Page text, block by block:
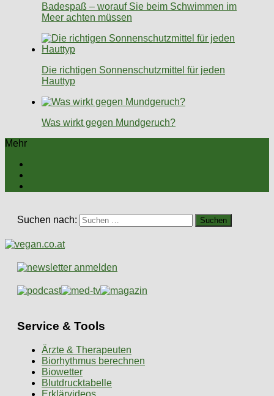
Badespaß – worauf Sie beim Schwimmen im
Meer achten müssen
Die richtigen Sonnenschutzmittel für jeden
Hauttyp
Was wirkt gegen Mundgeruch?
Mehr
Suchen nach:
Service & Tools
Ärzte & Therapeuten
Biorhythmus berechnen
Biowetter
Blutdrucktabelle
Erklärvideos